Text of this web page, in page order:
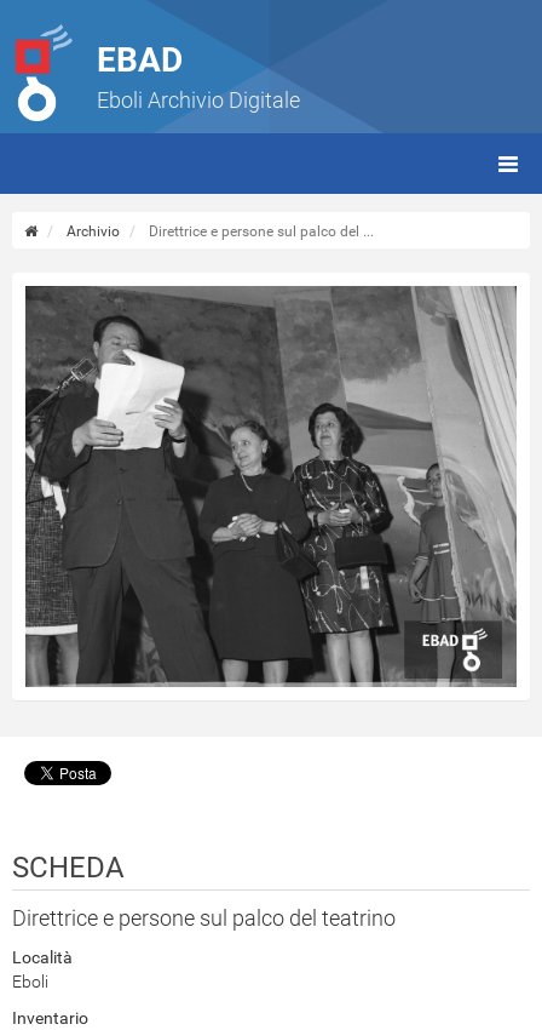
EBAD
Eboli Archivio Digitale
Archivio Direttrice e persone sul palco del ...
SCHEDA
Direttrice e persone sul palco del teatrino
Località
Eboli
Inventario